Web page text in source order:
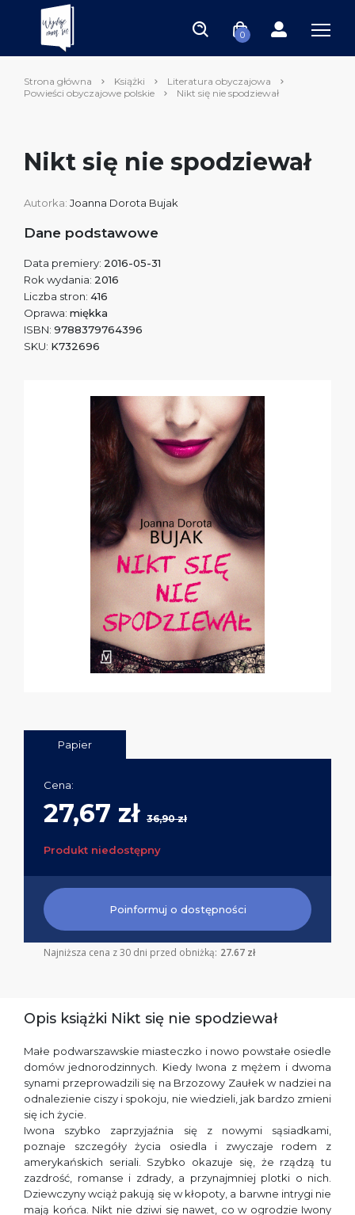
0
Strona główna Książki
Literatura obyczajowa
Powieści obyczajowe polskie
Nikt się nie spodziewał
Nikt się nie spodziewał
Autorka: Joanna Dorota Bujak
Dane podstawowe
Data premiery: 2016-05-31
Rok wydania: 2016
Liczba stron: 416
Oprawa: miękka
ISBN: 9788379764396
SKU: K732696
Papier
Cena:
27,67 zł 36,90 zł
Produkt niedostępny
Poinformuj o dostępności
Najniższa cena z 30 dni przed obniżką: 27.67 zł
Opis książki Nikt się nie spodziewał
Małe podwarszawskie miasteczko i nowo powstałe osiedle
domów jednorodzinnych. Kiedy Iwona z mężem i dwoma
synami przeprowadzili się na Brzozowy Zaułek w nadziei na
odnalezienie ciszy i spokoju, nie wiedzieli, jak bardzo zmieni
się ich życie.
Iwona szybko zaprzyjaźnia się z nowymi sąsiadkami,
poznaje szczegóły życia osiedla i zwyczaje rodem z
amerykańskich seriali. Szybko okazuje się, że rządzą tu
zazdrość, romanse i zdrady, a przynajmniej plotki o nich.
Dziewczyny wciąż pakują się w kłopoty, a barwne intrygi nie
mają końca. Nikt nie dziwi się nawet, co w ogrodzie Iwony